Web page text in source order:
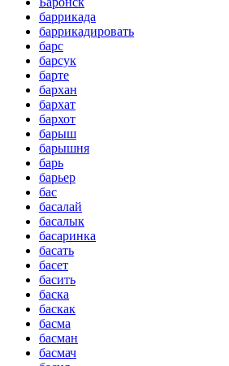
баррикада
баррикадировать
барс
барсук
барте
бархан
бархат
бархот
барыш
барышня
барь
барьер
бас
басалай
басалык
басаринка
басать
басет
басить
баска
баскак
басма
басман
басмач